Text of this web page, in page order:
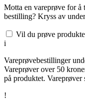
Motta en vareprøve for å
bestilling? Kryss av
Vil du prøve
i
Vareprøvebestillinger
Vareprøver over 50
på produktet. Vareprøver
!